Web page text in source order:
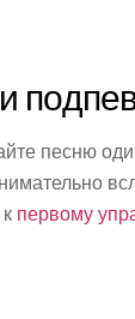
песню
первому